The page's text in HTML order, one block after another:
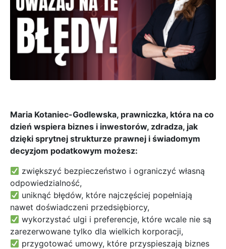
Maria Kotaniec-Godlewska, prawniczka, która na co
dzień wspiera biznes i inwestorów, zdradza, jak
dzięki sprytnej strukturze prawnej i świadomym
decyzjom podatkowym możesz:
zwiększyć bezpieczeństwo i ograniczyć własną
odpowiedzialność,
uniknąć błędów, które najczęściej popełniają
nawet doświadczeni przedsiębiorcy,
wykorzystać ulgi i preferencje, które wcale nie są
zarezerwowane tylko dla wielkich korporacji,
przygotować umowy, które przyspieszają biznes